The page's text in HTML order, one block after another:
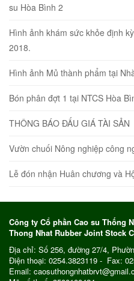
su Hòa Bình 2
Hình ảnh khám sức khỏe định
2018.
Hình ảnh Mủ thành phẩm tại
Bón phân đợt 1 tại NTCS Hòa
THÔNG BÁO ĐẤU GIÁ TÀI SẢN
Vườn chuối Nông nghiệp công
Lễ đón nhận Huân chương và
Công ty Cổ phần Cao su Thống
Thong Nhat Rubber Joint Stock
Địa chỉ: Số 256, đường 27/4,
Điện thoại: 0254.3823119 - Fax:
Email: